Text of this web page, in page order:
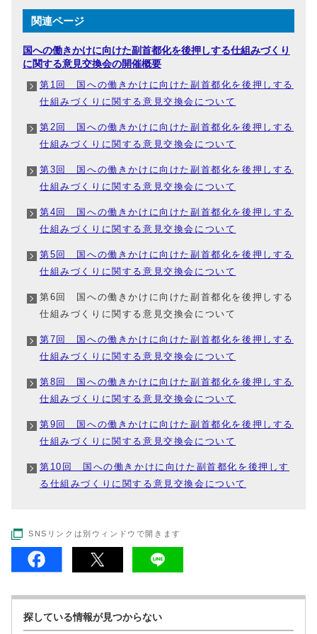
関連ページ
国への働きかけに向けた副首都化を後押しする仕組みづくり
に関する意見交換会の開催概要
第1回 国への働きかけに向けた副首都化を後押しする
仕組みづくりに関する意見交換会について
第2回 国への働きかけに向けた副首都化を後押しする
仕組みづくりに関する意見交換会について
第3回 国への働きかけに向けた副首都化を後押しする
仕組みづくりに関する意見交換会について
第4回 国への働きかけに向けた副首都化を後押しする
仕組みづくりに関する意見交換会について
第5回 国への働きかけに向けた副首都化を後押しする
仕組みづくりに関する意見交換会について
第6回 国への働きかけに向けた副首都化を後押しする
仕組みづくりに関する意見交換会について
第7回 国への働きかけに向けた副首都化を後押しする
仕組みづくりに関する意見交換会について
第8回 国への働きかけに向けた副首都化を後押しする
仕組みづくりに関する意見交換会について
第9回 国への働きかけに向けた副首都化を後押しする
仕組みづくりに関する意見交換会について
第10回 国への働きかけに向けた副首都化を後押しす
る仕組みづくりに関する意見交換会について
SNSリンクは別ウィンドウで開きます
探している情報が見つからない